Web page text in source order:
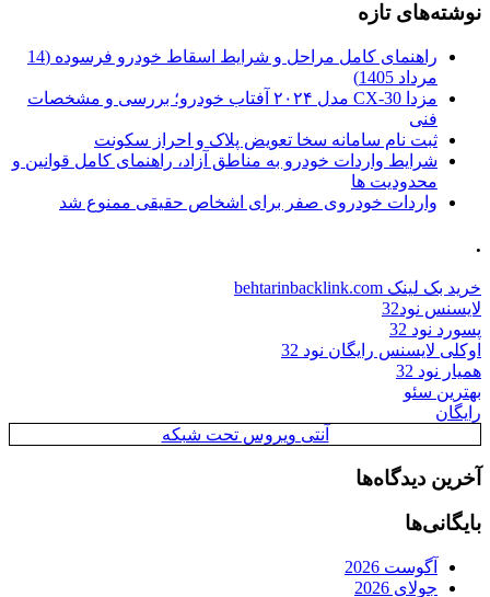
نوشته‌های تازه
راهنمای کامل مراحل و شرایط اسقاط خودرو فرسوده (14
مرداد 1405)
مزدا CX-30 مدل ۲۰۲۴ آفتاب خودرو؛ بررسی و مشخصات
فنی
ثبت نام سامانه سخا تعویض پلاک و احراز سکونت
شرایط واردات خودرو به مناطق آزاد، راهنمای کامل قوانین و
محدودیت ها
واردات خودروی صفر برای اشخاص حقیقی ممنوع شد
.
خرید بک لینک behtarinbacklink.com
لایسنس نود32
پسورد نود 32
اوکلی لایسنس رایگان نود 32
همیار نود 32
بهترین سئو
رایگان
آنتی ویروس تحت شبکه
آخرین دیدگاه‌ها
بایگانی‌ها
آگوست 2026
جولای 2026